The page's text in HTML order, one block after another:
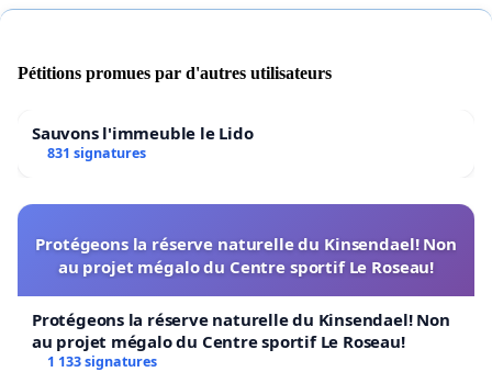
Pétitions promues par d'autres utilisateurs
Sauvons l'immeuble le Lido
831 signatures
Protégeons la réserve naturelle du Kinsendael! Non
au projet mégalo du Centre sportif Le Roseau!
Protégeons la réserve naturelle du Kinsendael! Non
au projet mégalo du Centre sportif Le Roseau!
1 133 signatures